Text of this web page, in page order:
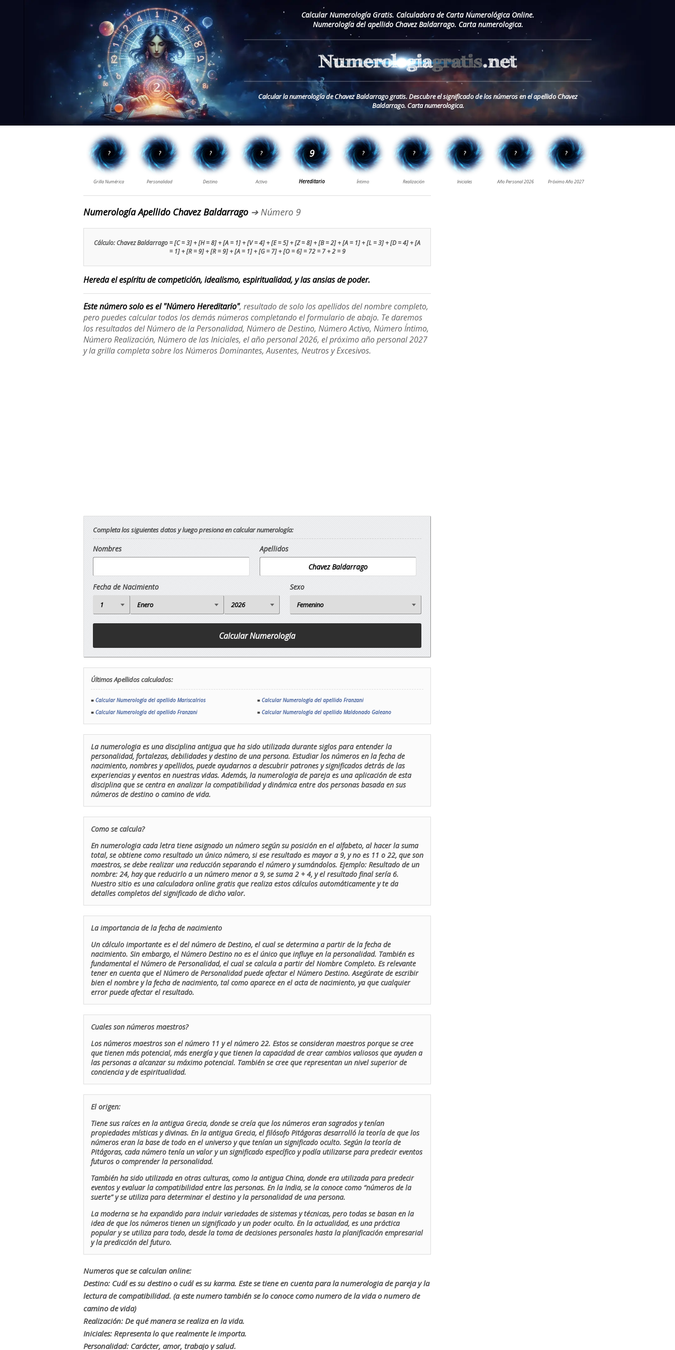
Calcular Numerología Gratis. Calculadora de Carta Numerológica Online.
Numerología del apellido Chavez Baldarrago. Carta numerologica.
Calcular la numerología de Chavez Baldarrago gratis. Descubre el significado de los números en el apellido Chavez
Baldarrago. Carta numerologica.
Numerología Apellido Chavez Baldarrago ➔ Número 9
Cálculo: Chavez Baldarrago = [C = 3] + [H = 8] + [A = 1] + [V = 4] + [E = 5] + [Z = 8] + [B = 2] + [A = 1] + [L = 3] + [D = 4] + [A
= 1] + [R = 9] + [R = 9] + [A = 1] + [G = 7] + [O = 6] = 72 = 7 + 2 = 9
Hereda el espíritu de competición, idealismo, espiritualidad, y las ansias de poder.
Este número solo es el "Número Hereditario", resultado de solo los apellidos del nombre completo,
pero puedes calcular todos los demás números completando el formulario de abajo. Te daremos
los resultados del Número de la Personalidad, Número de Destino, Número Activo, Número Íntimo,
Número Realización, Número de las Iniciales, el año personal 2026, el próximo año personal 2027
y la grilla completa sobre los Números Dominantes, Ausentes, Neutros y Excesivos.
Completa los siguientes datos y luego presiona en calcular numerología:
Nombres Apellidos
Fecha de Nacimiento Sexo
Últimos Apellidos calculados:
■ Calcular Numerología del apellido Mariscalrios ■ Calcular Numerología del apellido Franzani
■ Calcular Numerología del apellido Franzani ■ Calcular Numerología del apellido Maldonado Galeano
La numerologia es una disciplina antigua que ha sido utilizada durante siglos para entender la
personalidad, fortalezas, debilidades y destino de una persona. Estudiar los números en la fecha de
nacimiento, nombres y apellidos, puede ayudarnos a descubrir patrones y significados detrás de las
experiencias y eventos en nuestras vidas. Además, la numerologia de pareja es una aplicación de esta
disciplina que se centra en analizar la compatibilidad y dinámica entre dos personas basada en sus
números de destino o camino de vida.
Como se calcula?
En numerologia cada letra tiene asignado un número según su posición en el alfabeto, al hacer la suma
total, se obtiene como resultado un único número, si ese resultado es mayor a 9, y no es 11 o 22, que son
maestros, se debe realizar una reducción separando el número y sumándolos. Ejemplo: Resultado de un
nombre: 24, hay que reducirlo a un número menor a 9, se suma 2 + 4, y el resultado final sería 6.
Nuestro sitio es una calculadora online gratis que realiza estos cálculos automáticamente y te da
detalles completos del significado de dicho valor.
La importancia de la fecha de nacimiento
Un cálculo importante es el del número de Destino, el cual se determina a partir de la fecha de
nacimiento. Sin embargo, el Número Destino no es el único que influye en la personalidad. También es
fundamental el Número de Personalidad, el cual se calcula a partir del Nombre Completo. Es relevante
tener en cuenta que el Número de Personalidad puede afectar el Número Destino. Asegúrate de escribir
bien el nombre y la fecha de nacimiento, tal como aparece en el acta de nacimiento, ya que cualquier
error puede afectar el resultado.
Cuales son números maestros?
Los números maestros son el número 11 y el número 22. Estos se consideran maestros porque se cree
que tienen más potencial, más energía y que tienen la capacidad de crear cambios valiosos que ayuden a
las personas a alcanzar su máximo potencial. También se cree que representan un nivel superior de
conciencia y de espiritualidad.
El origen:
Tiene sus raíces en la antigua Grecia, donde se creía que los números eran sagrados y tenían
propiedades místicas y divinas. En la antigua Grecia, el filósofo Pitágoras desarrolló la teoría de que los
números eran la base de todo en el universo y que tenían un significado oculto. Según la teoría de
Pitágoras, cada número tenía un valor y un significado específico y podía utilizarse para predecir eventos
futuros o comprender la personalidad.
También ha sido utilizada en otras culturas, como la antigua China, donde era utilizada para predecir
eventos y evaluar la compatibilidad entre las personas. En la India, se la conoce como “números de la
suerte” y se utiliza para determinar el destino y la personalidad de una persona.
La moderna se ha expandido para incluir variedades de sistemas y técnicas, pero todas se basan en la
idea de que los números tienen un significado y un poder oculto. En la actualidad, es una práctica
popular y se utiliza para todo, desde la toma de decisiones personales hasta la planificación empresarial
y la predicción del futuro.
Numeros que se calculan online:
Destino: Cuál es su destino o cuál es su karma. Este se tiene en cuenta para la numerologia de pareja y la
lectura de compatibilidad. (a este numero también se lo conoce como numero de la vida o numero de
camino de vida)
Realización: De qué manera se realiza en la vida.
Iniciales: Representa lo que realmente le importa.
Personalidad: Carácter, amor, trabajo y salud.